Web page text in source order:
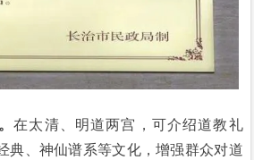
在太清、明道两宫，可介绍道教礼
典、神仙谱系等文化，增强群众对道